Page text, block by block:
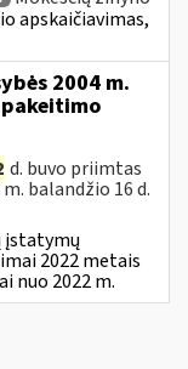
apskaičiavimas,
2004 m.
d. buvo priimtas
balandžio 16 d.
įstatymų
2022 metais
nuo 2022 m.